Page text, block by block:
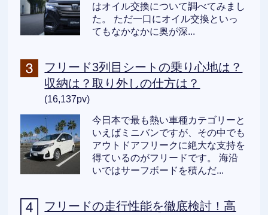
はオイル交換について調べてみまし
た。 ただ一口にオイル交換といっ
てもなかなかに奥が深...
フリード3列目シートの乗り心地は？
収納は？取り外しの仕方は？
(16,137pv)
今日本で最も熱い車種カテゴリーと
いえばミニバンですが、その中でも
アウトドアフリークに絶大な支持を
得ているのがフリードです。 海沿
いではサーフボードを積んだ...
フリードの走行性能を徹底検討！高